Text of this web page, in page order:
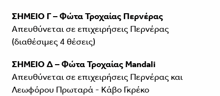
ΣΗΜΕΙΟ Γ – Φώτα Τροχαίας Περνέρας
Απευθύνεται σε επιχειρήσεις Περνέρας
(διαθέσιμες 4 θέσεις)
ΣΗΜΕΙΟ Δ – Φώτα Τροχαίας Mandali
Απευθύνεται σε επιχειρήσεις Περνέρας και
Λεωφόρου Πρωταρά - Κάβο Γκρέκο